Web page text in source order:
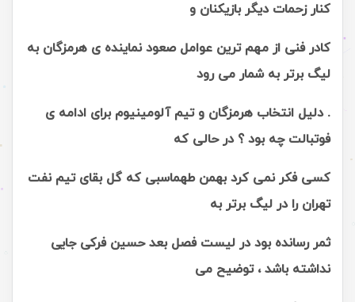
کنار زحمات دیگر بازیکنان و
کادر فنی از مهم ترین عوامل صعود نماینده ی هرمزگان به
لیگ برتر به شمار می رود
. دلیل انتخاب هرمزگان و تیم آلومینیوم برای ادامه ی
فوتبالت چه بود ؟ در حالی که
کسی فکر نمی کرد بهمن طهماسبی که گل بقای تیم نفت
تهران را در لیگ برتر به
ثمر رسانده بود در لیست فصل بعد حسین فرکی جایی
نداشته باشد ، توضیح می